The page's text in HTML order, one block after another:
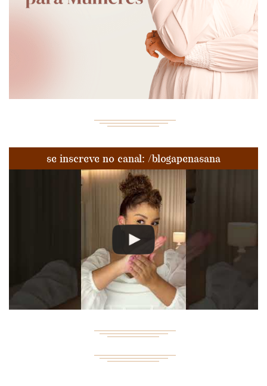
se inscreve no canal: /blogapenasana